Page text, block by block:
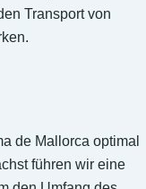
Transport von
de Mallorca optimal
führen wir eine